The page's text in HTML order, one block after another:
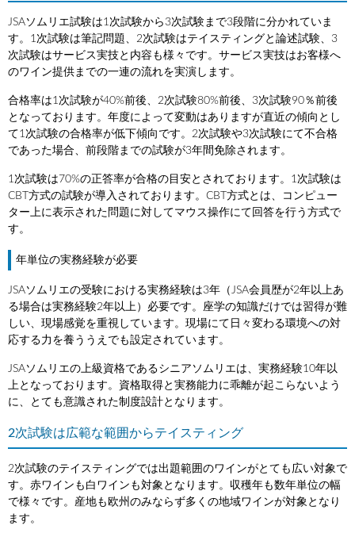
JSAソムリエ試験は1次試験から3次試験まで3段階に分かれていま
す。1次試験は筆記問題、2次試験はテイスティングと論述試験、3
次試験はサービス実技と内容も様々です。サービス実技はお客様へ
のワイン提供までの一連の流れを実演します。
合格率は1次試験が40%前後、2次試験80%前後、3次試験90％前後
となっております。年度によって変動はありますが直近の傾向とし
て1次試験の合格率が低下傾向です。2次試験や3次試験にて不合格
であった場合、前段階までの試験が3年間免除されます。
1次試験は70%の正答率が合格の目安とされております。1次試験は
CBT方式の試験が導入されております。CBT方式とは、コンピュー
ター上に表示された問題に対してマウス操作にて回答を行う方式で
す。
年単位の実務経験が必要
JSAソムリエの受験における実務経験は3年（JSA会員歴が2年以上あ
る場合は実務経験2年以上）必要です。座学の知識だけでは習得が難
しい、現場感覚を重視しています。現場にて日々変わる環境への対
応する力を養ううえでも設定されています。
JSAソムリエの上級資格であるシニアソムリエは、実務経験10年以
上となっております。資格取得と実務能力に乖離が起こらないよう
に、とても意識された制度設計となります。
2次試験は広範な範囲からテイスティング
2次試験のテイスティングでは出題範囲のワインがとても広い対象で
す。赤ワインも白ワインも対象となります。収穫年も数年単位の幅
で様々です。産地も欧州のみならず多くの地域ワインが対象となり
ます。